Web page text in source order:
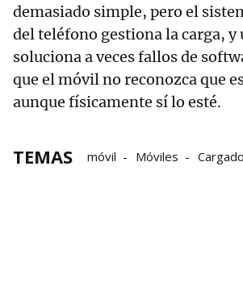
demasiado simple, pero el
del teléfono gestiona la carga,
soluciona a veces fallos de
que el móvil no reconozca que
aunque físicamente sí lo esté.
TEMAS móvil Móviles